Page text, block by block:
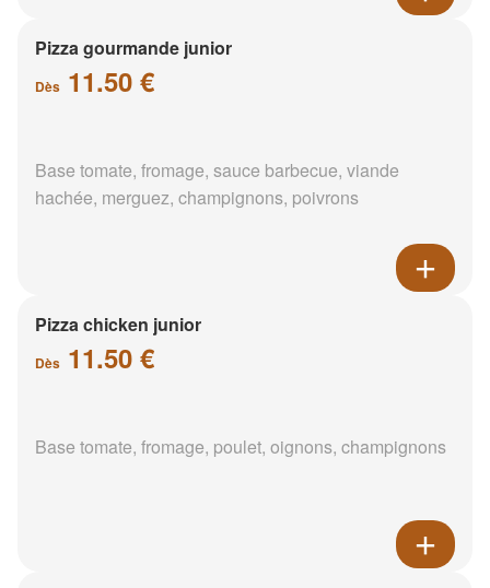
Pizza gourmande junior
Dès 11.50 €
Base tomate, fromage, sauce barbecue, viande
hachée, merguez, champignons, poivrons
Pizza chicken junior
Dès 11.50 €
Base tomate, fromage, poulet, oignons, champignons